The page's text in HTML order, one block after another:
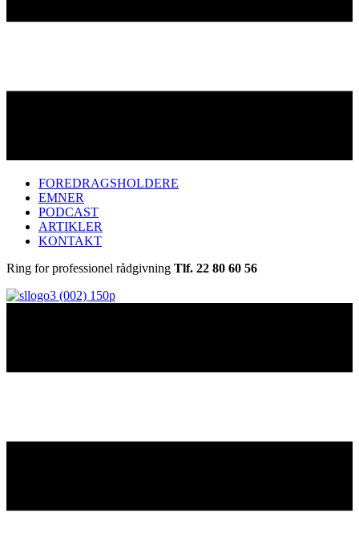
FOREDRAGSHOLDERE
EMNER
PODCAST
ARTIKLER
KONTAKT
Ring for professionel rådgivning Tlf. 22 80 60 56